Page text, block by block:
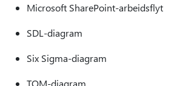
Microsoft SharePoint-arbeidsflyt
SDL-diagram
Six Sigma-diagram
TQM-diagram